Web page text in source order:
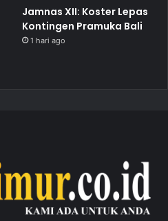
Jamnas XII: Koster Lepas
Kontingen Pramuka Bali
1 hari ago